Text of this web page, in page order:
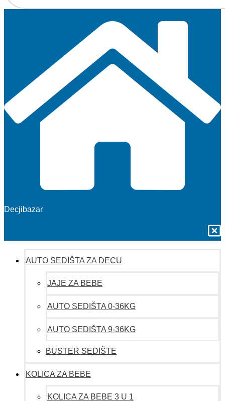
Decjibazar
AUTO SEDIŠTA ZA DECU
JAJE ZA BEBE
AUTO SEDIŠTA 0-36KG
AUTO SEDIŠTA 9-36KG
BUSTER SEDIŠTE
KOLICA ZA BEBE
KOLICA ZA BEBE 3 U 1